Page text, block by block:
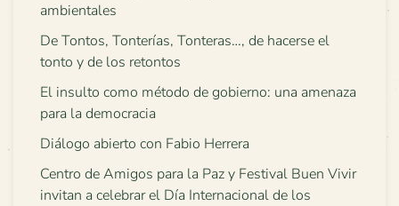
ambientales
De Tontos, Tonterías, Tonteras…, de hacerse el
tonto y de los retontos
El insulto como método de gobierno: una amenaza
para la democracia
Diálogo abierto con Fabio Herrera
Centro de Amigos para la Paz y Festival Buen Vivir
invitan a celebrar el Día Internacional de los